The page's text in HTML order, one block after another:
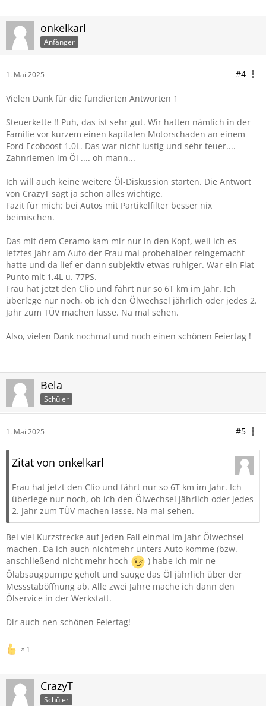
onkelkarl
Anfänger
1. Mai 2025 #4
Vielen Dank für die fundierten Antworten 1
Steuerkette !! Puh, das ist sehr gut. Wir hatten nämlich in der
Familie vor kurzem einen kapitalen Motorschaden an einem
Ford Ecoboost 1.0L. Das war nicht lustig und sehr teuer....
Zahnriemen im Öl .... oh mann...
Ich will auch keine weitere Öl-Diskussion starten. Die Antwort
von CrazyT sagt ja schon alles wichtige.
Fazit für mich: bei Autos mit Partikelfilter besser nix
beimischen.
Das mit dem Ceramo kam mir nur in den Kopf, weil ich es
letztes Jahr am Auto der Frau mal probehalber reingemacht
hatte und da lief er dann subjektiv etwas ruhiger. War ein Fiat
Punto mit 1,4L u. 77PS.
Frau hat jetzt den Clio und fährt nur so 6T km im Jahr. Ich
überlege nur noch, ob ich den Ölwechsel jährlich oder jedes 2.
Jahr zum TÜV machen lasse. Na mal sehen.
Also, vielen Dank nochmal und noch einen schönen Feiertag !
Bela
Schüler
1. Mai 2025 #5
Zitat von onkelkarl
Frau hat jetzt den Clio und fährt nur so 6T km im Jahr. Ich
überlege nur noch, ob ich den Ölwechsel jährlich oder jedes
2. Jahr zum TÜV machen lasse. Na mal sehen.
Bei viel Kurzstrecke auf jeden Fall einmal im Jahr Ölwechsel
machen. Da ich auch nichtmehr unters Auto komme (bzw.
anschließend nicht mehr hoch
) habe ich mir ne
Ölabsaugpumpe geholt und sauge das Öl jährlich über der
Messstaböffnung ab. Alle zwei Jahre mache ich dann den
Ölservice in der Werkstatt.
Dir auch nen schönen Feiertag!
1
CrazyT
Schüler